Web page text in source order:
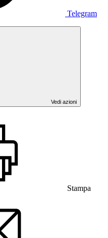
Telegram
Vedi azioni
Stampa